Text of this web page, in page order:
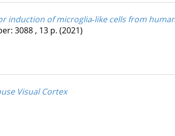
of microglia‐like cells from
3088 , 13 p. (2021)
Visual Cortex